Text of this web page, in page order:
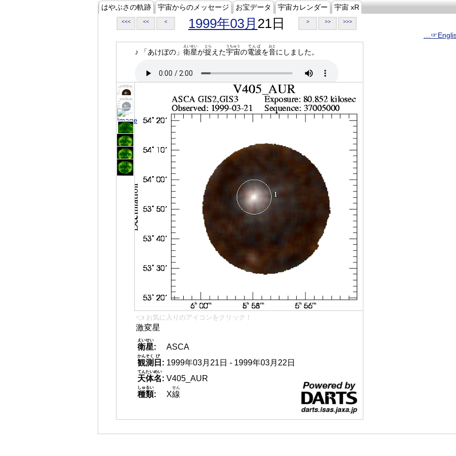
はやぶさの軌跡 宇宙からのメッセージ お宝データ 宇宙カレンダー 宇宙 xR
<<< << < 1999年03月 21日 > >> >>>
♪ 「あけぼの」 衛星
えいせい
が捉
とら
えた宇宙
うちゅう
の電波
でんぱ
を音
おと
にしました。
👈 お気に入りのアイコンをクリック！
激変星
衛星
えいせい
:
ASCA
観測
かんそく
日
び
: 1999年03月21日 - 1999年03月22日
天体名
てんたいめい
: V405_AUR
種類
しゅるい
: X線
せん